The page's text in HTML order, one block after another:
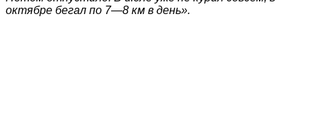
октябре бегал по 7—8 км в день».